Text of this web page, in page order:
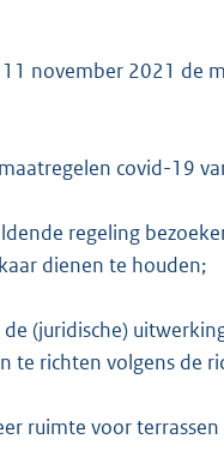
november 2021 de
covid-19
regeling
dienen te houden;
(juridische)
te richten volgens de
ruimte voor